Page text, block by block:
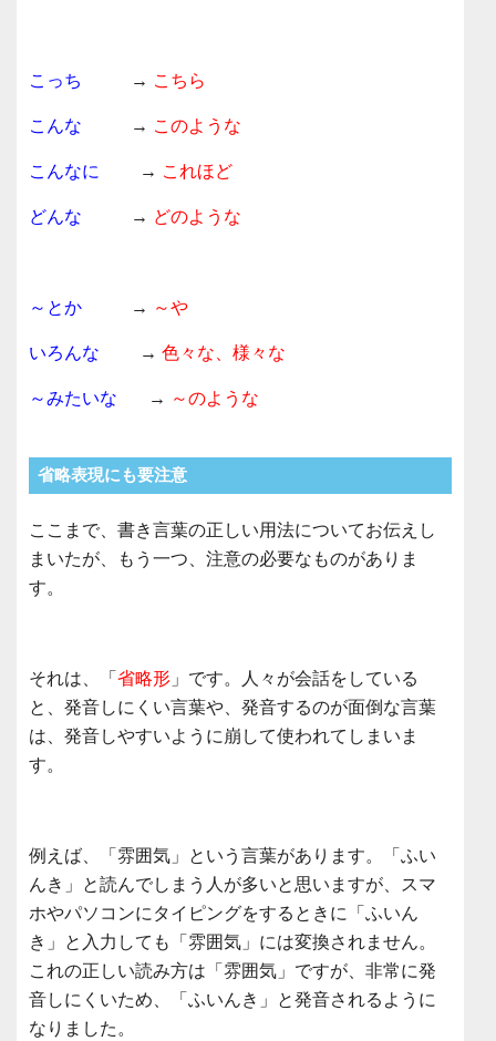
こっち → こちら
こんな → このような
こんなに → これほど
どんな → どのような
～とか → ～や
いろんな → 色々な、様々な
～みたいな → ～のような
省略表現にも要注意
ここまで、書き言葉の正しい用法についてお伝えし
まいたが、もう一つ、注意の必要なものがありま
す。
それは、「 省略形」です。人々が会話をしている
と、発音しにくい言葉や、発音するのが面倒な言葉
は、発音しやすいように崩して使われてしまいま
す。
例えば、「雰囲気」という言葉があります。「ふい
んき」と読んでしまう人が多いと思いますが、スマ
ホやパソコンにタイピングをするときに「ふいん
き」と入力しても「雰囲気」には変換されません。
これの正しい読み方は「雰囲気」ですが、非常に発
音しにくいため、「ふいんき」と発音されるように
なりました。